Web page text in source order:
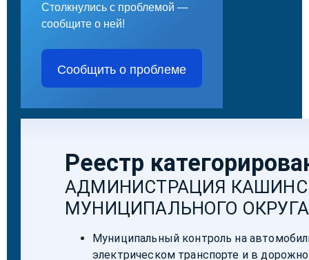
Столкнулись с проблемой —
сообщите о ней!
Сообщить о проблеме